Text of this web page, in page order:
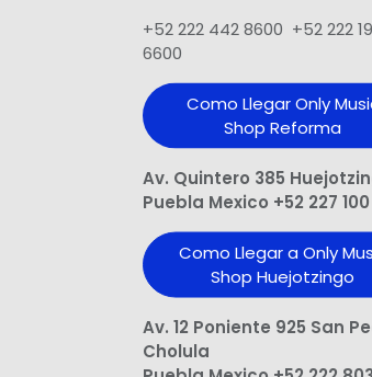
+52 222 442 8600 +52 222
6600
Como Llegar Only
Shop​ Reforma
Av. Quintero 385
Puebla Mexico +52 227
Como Llegar a Only
Shop Huejotzingo
Av. 12 Poniente 925 San
Cholula